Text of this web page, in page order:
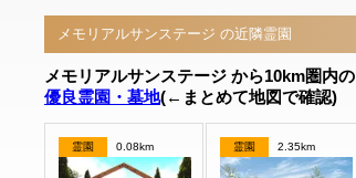
メモリアルサンステージ の近隣霊園
メモリアルサンステージ から10km圏内の
優良霊園・墓地(←まとめて地図で確認)
霊園 0.08km 霊園 2.35km